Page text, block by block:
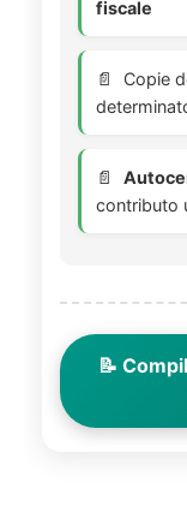
fiscale
Copie
contributo
📝